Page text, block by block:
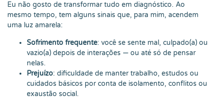
Eu não gosto de transformar tudo em diagnóstico. Ao
mesmo tempo, tem alguns sinais que, para mim, acendem
uma luz amarela:
Sofrimento frequente: você se sente mal, culpado(a) ou
vazio(a) depois de interações — ou até só de pensar
nelas.
Prejuízo: dificuldade de manter trabalho, estudos ou
cuidados básicos por conta de isolamento, conflitos ou
exaustão social.